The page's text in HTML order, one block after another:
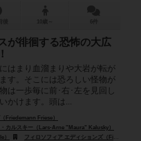
が徘徊する恐怖の大広
はまり血溜まりや大岩が転が
す。そこには恐ろしい怪物が
は一歩毎に前･右･左を見回し
かけます。頭は...
Friedemann Friese）
カルスキー（Lars-Arne "Maura" Kalusky）
）
フィロソフィア エディションズ（Filosofia Éditions）